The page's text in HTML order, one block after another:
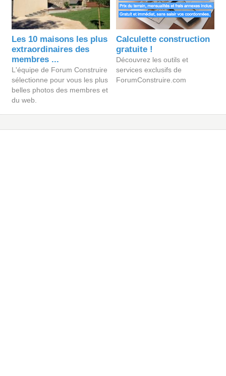
Les 10 maisons les plus
extraordinaires des
membres ...
L'équipe de Forum Construire
sélectionne pour vous les plus
belles photos des membres et
du web.
Calculette construction
gratuite !
Découvrez les outils et
services exclusifs de
ForumConstruire.com